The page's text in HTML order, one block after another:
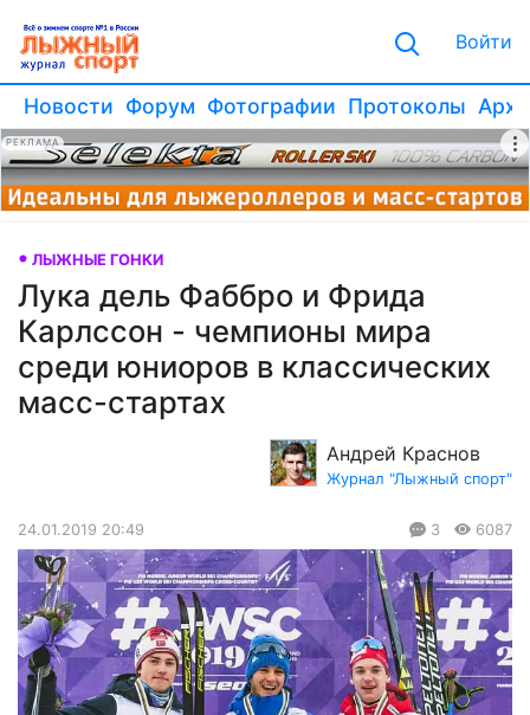
Войти
Новости Форум Фотографии Протоколы
РЕКЛАМА
ЛЫЖНЫЕ ГОНКИ
Лука дель Фаббро и Фрида
Карлссон - чемпионы мира
среди юниоров в классических
масс-стартах
Андрей Краснов
Журнал "Лыжный спорт"
24.01.2019 20:49 3 6087